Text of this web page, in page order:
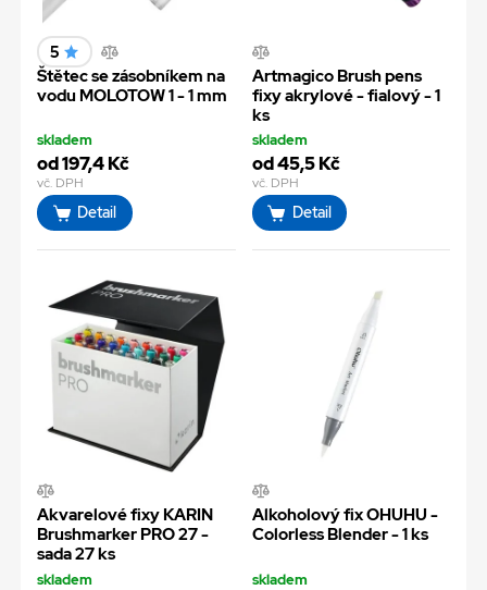
5
Štětec se zásobníkem na
vodu MOLOTOW 1 - 1 mm
skladem
od 197,4 Kč
vč. DPH
Detail
Artmagico Brush pens
fixy akrylové - fialový - 1
ks
skladem
od 45,5 Kč
vč. DPH
Detail
Akvarelové fixy KARIN
Brushmarker PRO 27 -
sada 27 ks
skladem
Alkoholový fix OHUHU -
Colorless Blender - 1 ks
skladem